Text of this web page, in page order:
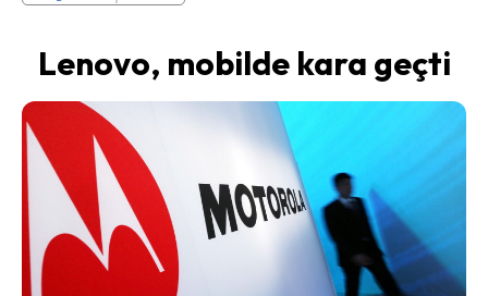
Lenovo, mobilde kara geçti